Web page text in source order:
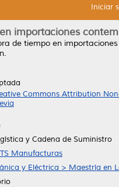
Iniciar
importaciones
de tiempo en
Commons Attribution
y Cadena de Suministro
Manufacturas
y Eléctrica > Maestría en